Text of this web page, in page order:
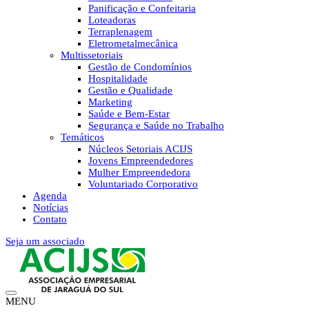
Panificação e Confeitaria
Loteadoras
Terraplenagem
Eletrometalmecânica
Multissetoriais
Gestão de Condomínios
Hospitalidade
Gestão e Qualidade
Marketing
Saúde e Bem-Estar
Segurança e Saúde no Trabalho
Temáticos
Núcleos Setoriais ACIJS
Jovens Empreendedores
Mulher Empreendedora
Voluntariado Corporativo
Agenda
Notícias
Contato
Seja um associado
MENU